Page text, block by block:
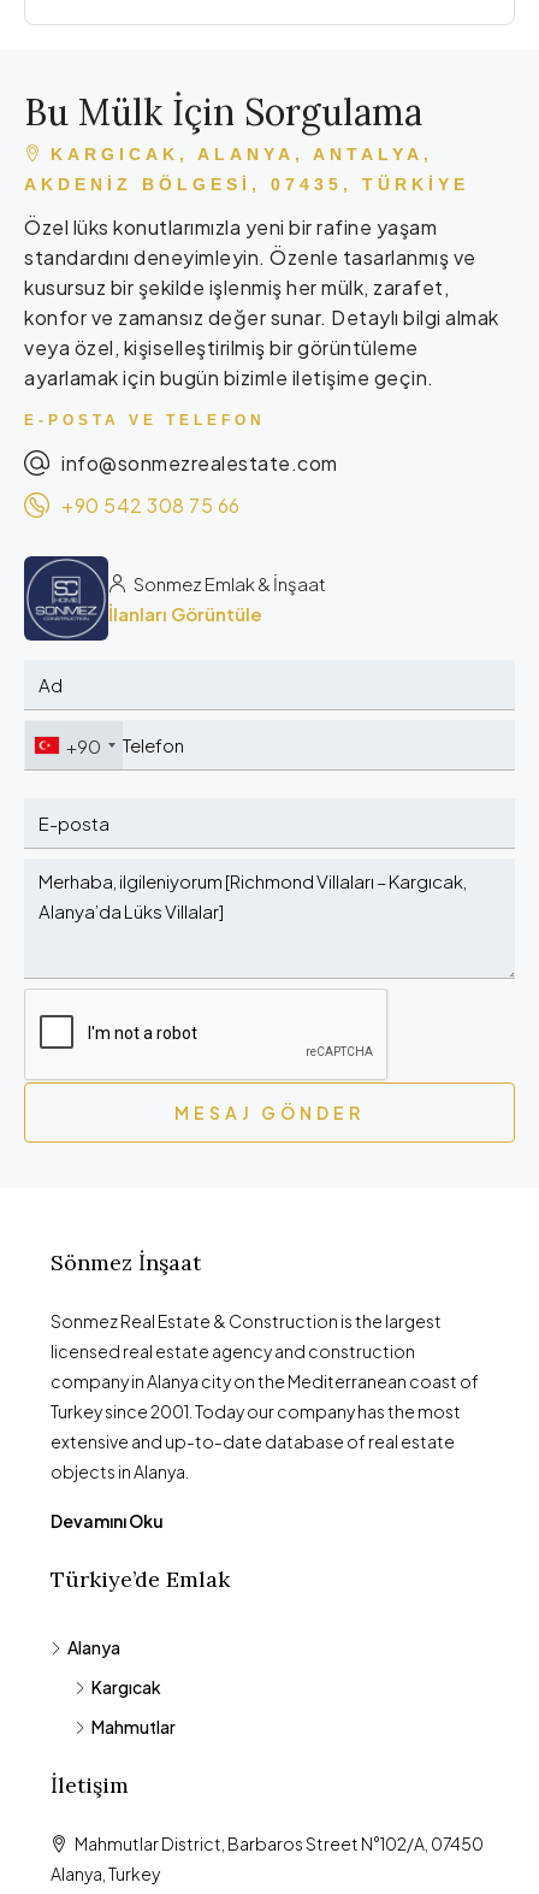
Bu Mülk İçin Sorgulama
KARGICAK, ALANYA, ANTALYA,
AKDENIZ BÖLGESI, 07435, TÜRKIYE
Özel lüks konutlarımızla yeni bir rafine yaşam
standardını deneyimleyin. Özenle tasarlanmış ve
kusursuz bir şekilde işlenmiş her mülk, zarafet,
konfor ve zamansız değer sunar. Detaylı bilgi almak
veya özel, kişiselleştirilmiş bir görüntüleme
ayarlamak için bugün bizimle iletişime geçin.
E-POSTA VE TELEFON
info@sonmezrealestate.com
+90 542 308 75 66
Sonmez Emlak & İnşaat
İlanları Görüntüle
+90
MESAJ GÖNDER
Sönmez İnşaat
Sonmez Real Estate & Construction is the largest
licensed real estate agency and construction
company in Alanya city on the Mediterranean coast of
Turkey since 2001. Today our company has the most
extensive and up-to-date database of real estate
objects in Alanya.
Devamını Oku
Türkiye’de Emlak
Alanya
Kargıcak
Mahmutlar
İletişim
Mahmutlar District, Barbaros Street N°102/A, 07450
Alanya, Turkey